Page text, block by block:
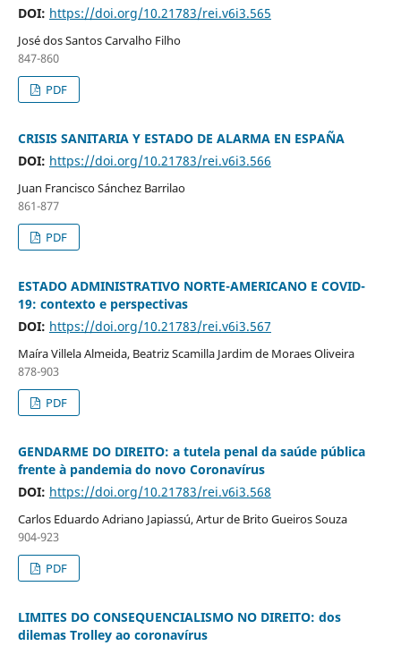
DOI: https://doi.org/10.21783/rei.v6i3.565
José dos Santos Carvalho Filho
847-860
PDF
CRISIS SANITARIA Y ESTADO DE ALARMA EN ESPAÑA
DOI: https://doi.org/10.21783/rei.v6i3.566
Juan Francisco Sánchez Barrilao
861-877
PDF
ESTADO ADMINISTRATIVO NORTE-AMERICANO E COVID-
19: contexto e perspectivas
DOI: https://doi.org/10.21783/rei.v6i3.567
Maíra Villela Almeida, Beatriz Scamilla Jardim de Moraes Oliveira
878-903
PDF
GENDARME DO DIREITO: a tutela penal da saúde pública
frente à pandemia do novo Coronavírus
DOI: https://doi.org/10.21783/rei.v6i3.568
Carlos Eduardo Adriano Japiassú, Artur de Brito Gueiros Souza
904-923
PDF
LIMITES DO CONSEQUENCIALISMO NO DIREITO: dos
dilemas Trolley ao coronavírus